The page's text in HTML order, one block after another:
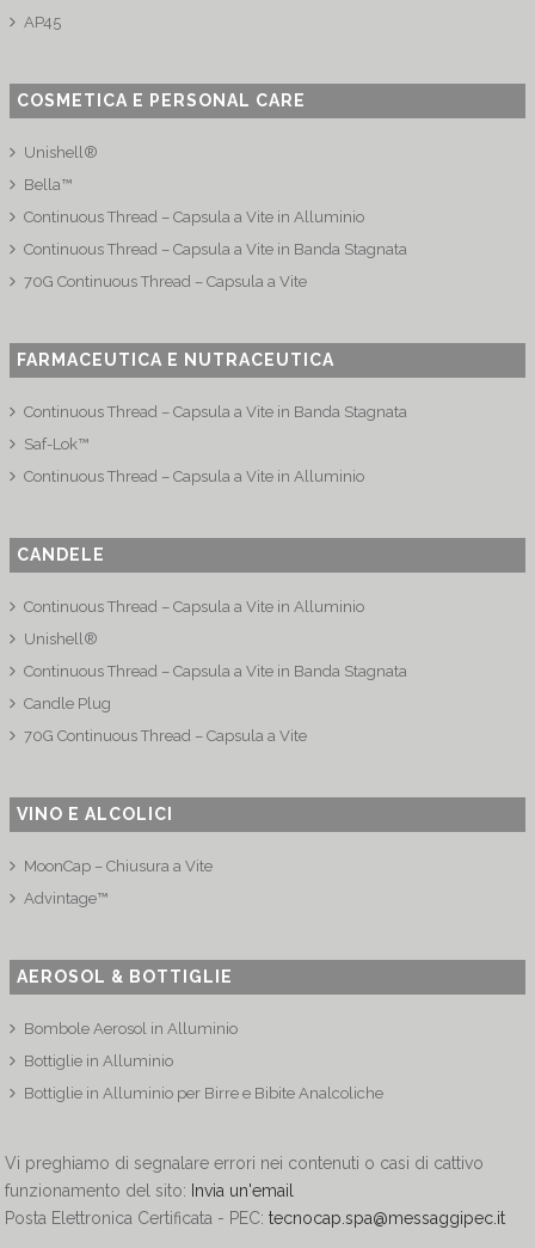
AP45
COSMETICA E PERSONAL CARE
Unishell®
Bella™
Continuous Thread – Capsula a Vite in Alluminio
Continuous Thread – Capsula a Vite in Banda Stagnata
70G Continuous Thread – Capsula a Vite
FARMACEUTICA E NUTRACEUTICA
Continuous Thread – Capsula a Vite in Banda Stagnata
Saf-Lok™
Continuous Thread – Capsula a Vite in Alluminio
CANDELE
Continuous Thread – Capsula a Vite in Alluminio
Unishell®
Continuous Thread – Capsula a Vite in Banda Stagnata
Candle Plug
70G Continuous Thread – Capsula a Vite
VINO E ALCOLICI
MoonCap – Chiusura a Vite
Advintage™
AEROSOL & BOTTIGLIE
Bombole Aerosol in Alluminio
Bottiglie in Alluminio
Bottiglie in Alluminio per Birre e Bibite Analcoliche
Vi preghiamo di segnalare errori nei contenuti o casi di cattivo
funzionamento del sito: Invia un'email
Posta Elettronica Certificata - PEC:tecnocap.spa@messaggipec.it